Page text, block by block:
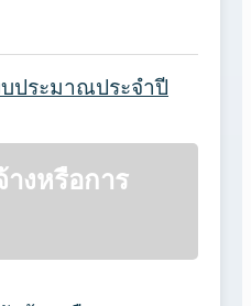
ประมาณประจำปี
งหรือการ